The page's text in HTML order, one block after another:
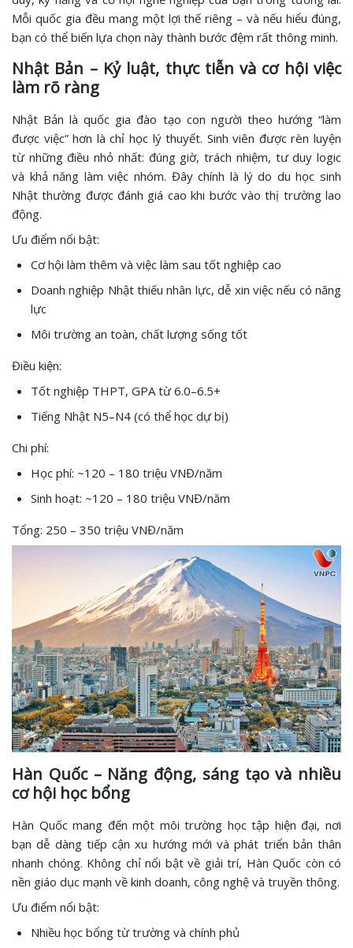
Mỗi quốc gia đều mang một lợi thế riêng – và nếu hiểu đúng,
bạn có thể biến lựa chọn này thành bước đệm rất thông minh.
Nhật Bản – Kỷ luật, thực tiễn và cơ hội việc
làm rõ ràng
Nhật Bản là quốc gia đào tạo con người theo hướng “làm
được việc” hơn là chỉ học lý thuyết. Sinh viên được rèn luyện
từ những điều nhỏ nhất: đúng giờ, trách nhiệm, tư duy logic
và khả năng làm việc nhóm. Đây chính là lý do du học sinh
Nhật thường được đánh giá cao khi bước vào thị trường lao
động.
Ưu điểm nổi bật:
Cơ hội làm thêm và việc làm sau tốt nghiệp cao
Doanh nghiệp Nhật thiếu nhân lực, dễ xin việc nếu có năng
lực
Môi trường an toàn, chất lượng sống tốt
Điều kiện:
Tốt nghiệp THPT, GPA từ 6.0–6.5+
Tiếng Nhật N5–N4 (có thể học dự bị)
Chi phí:
Học phí: ~120 – 180 triệu VNĐ/năm
Sinh hoạt: ~120 – 180 triệu VNĐ/năm
Tổng: 250 – 350 triệu VNĐ/năm
Hàn Quốc – Năng động, sáng tạo và nhiều
cơ hội học bổng
Hàn Quốc mang đến một môi trường học tập hiện đại, nơi
bạn dễ dàng tiếp cận xu hướng mới và phát triển bản thân
nhanh chóng. Không chỉ nổi bật về giải trí, Hàn Quốc còn có
nền giáo dục mạnh về kinh doanh, công nghệ và truyền thông.
Ưu điểm nổi bật:
Nhiều học bổng từ trường và chính phủ